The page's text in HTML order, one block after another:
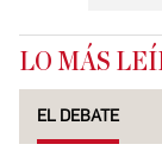
LO MÁS
EL DEBATE